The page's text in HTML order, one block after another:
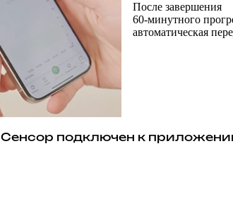
После завершения
60-минутного
автоматическая
Сенсор подключен к